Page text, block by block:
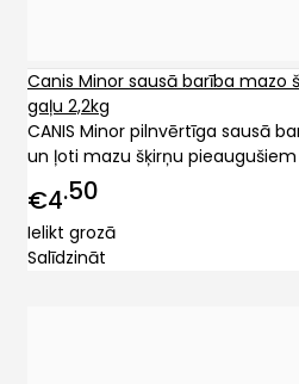
Canis Minor sausā barība mazo
gaļu 2,2kg
CANIS Minor pilnvērtīga sausā
un ļoti mazu šķirņu pieaugušiem
€4 50
Ielikt grozā
Salīdzināt